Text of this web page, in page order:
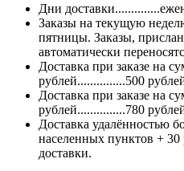
Дни
Заказы на текущую
пятницы. Заказы,
автоматически
Доставка при заказе на
рублей...............500
Доставка при заказе на
рублей...............780
Доставка удалённостью
населенных пунктов +
доставки.